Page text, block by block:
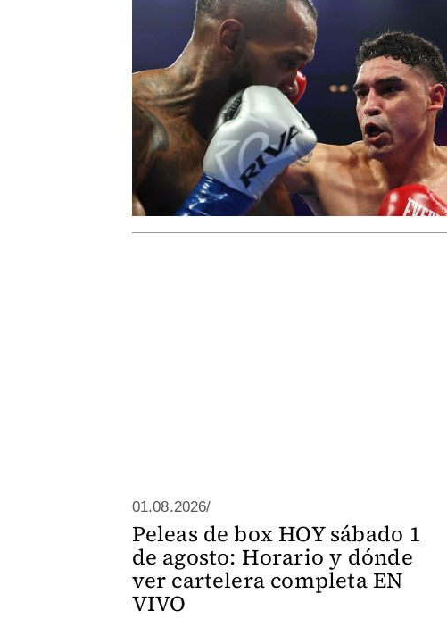
01.08.2026/
Peleas de box HOY sábado 1
de agosto: Horario y dónde
ver cartelera completa EN
VIVO